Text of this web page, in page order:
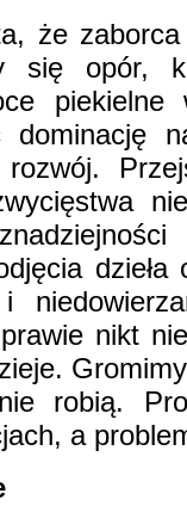
że
się opór,
dominację
rozwój.
i
nikt
robią.
a